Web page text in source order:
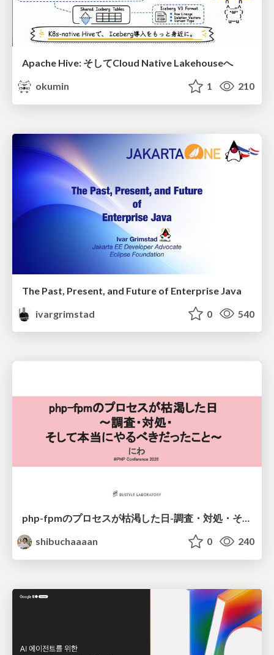
Apache Hive: そしてCloud Native Lakehouseへ
okumin
1 210
The Past, Present, and Future of Enterprise Java
ivargrimstad
0 540
php-fpmのプロセスが枯渇した日-調査・対処・そして本当にやるべきだったこと-
shibuchaaaan
0 240